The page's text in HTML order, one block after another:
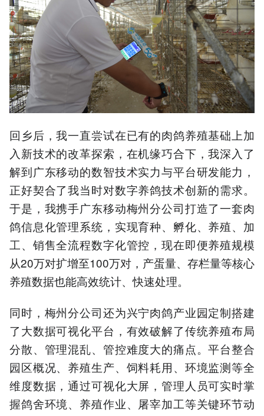
回乡后，我一直尝试在已有的肉鸽养殖基础上加
入新技术的改革探索，在机缘巧合下，我深入了
解到广东移动的数智技术实力与平台研发能力，
正好契合了我当时对数字养鸽技术创新的需求。
于是，我携手广东移动梅州分公司打造了一套肉
鸽信息化管理系统，实现育种、孵化、养殖、加
工、销售全流程数字化管控，现在即便养殖规模
从20万对扩增至100万对，产蛋量、存栏量等核心
养殖数据也能高效统计、快速处理。
同时，梅州分公司还为兴宁肉鸽产业园定制搭建
了大数据可视化平台，有效破解了传统养殖布局
分散、管理混乱、管控难度大的痛点。平台整合
园区概况、养殖生产、饲料耗用、环境监测等全
维度数据，通过可视化大屏，管理人员可实时掌
握鸽舍环境、养殖作业、屠宰加工等关键环节动